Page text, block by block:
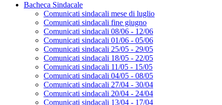
Bacheca Sindacale
Comunicati sindacali mese di luglio
Comunicati sindacali fine giugno
Comunicati sindacali 08/06 - 12/06
Comunicati sindacali 01/06 - 05/06
Comunicati sindacali 25/05 - 29/05
Comunicati sindacali 18/05 - 22/05
Comunicati sindacali 11/05 - 15/05
Comunicati sindacali 04/05 - 08/05
Comunicati sindacali 27/04 - 30/04
Comunicati sindacali 20/04 - 24/04
Comunicati sindacali 13/04 - 17/04